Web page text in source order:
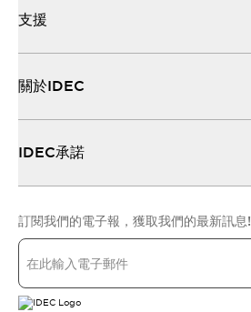
支援
關於IDEC
IDEC承諾
訂閱我們的電子報，獲取我們的最新訊息!